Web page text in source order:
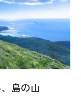
島の山